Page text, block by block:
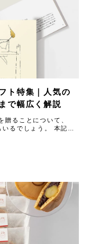
ト特集｜人気の
で幅広く解説
贈ることについて、
いるでしょう。 本記事